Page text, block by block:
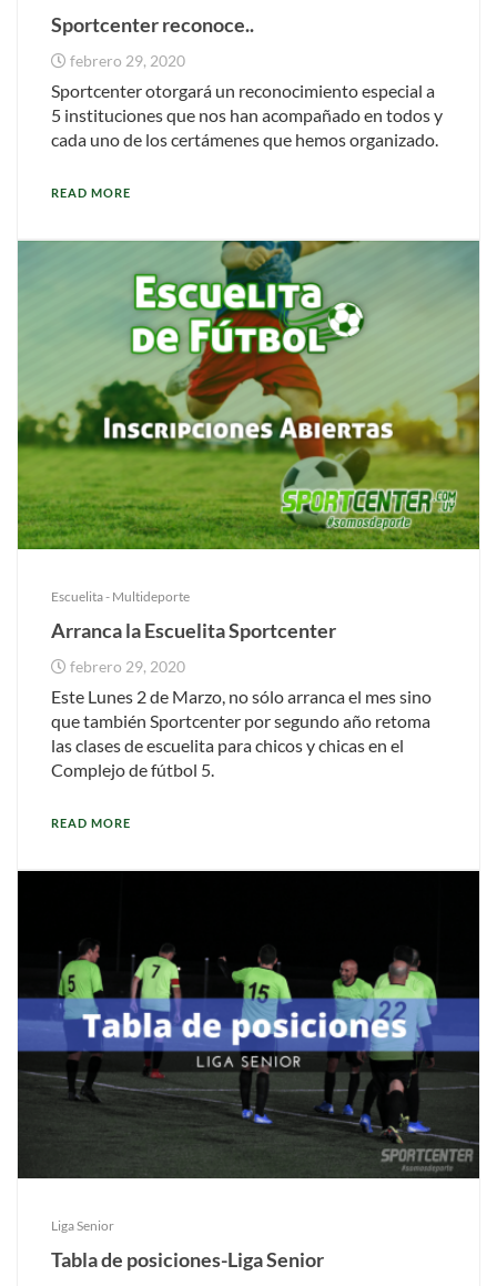
Sportcenter reconoce..
febrero 29, 2020
Sportcenter otorgará un reconocimiento especial a
5 instituciones que nos han acompañado en todos y
cada uno de los certámenes que hemos organizado.
READ MORE
Escuelita - Multideporte
Arranca la Escuelita Sportcenter
febrero 29, 2020
Este Lunes 2 de Marzo, no sólo arranca el mes sino
que también Sportcenter por segundo año retoma
las clases de escuelita para chicos y chicas en el
Complejo de fútbol 5.
READ MORE
Liga Senior
Tabla de posiciones-Liga Senior